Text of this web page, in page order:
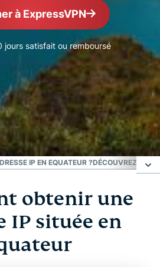
à ExpressVPN
jours satisfait ou remboursé
Le VPN n° 1
VPN pour
l'Équateur
IP EN EQUATEUR ?DÉCOUVREZ
adresse IP située en
VPN en Équateur
obtenir une
IP située en